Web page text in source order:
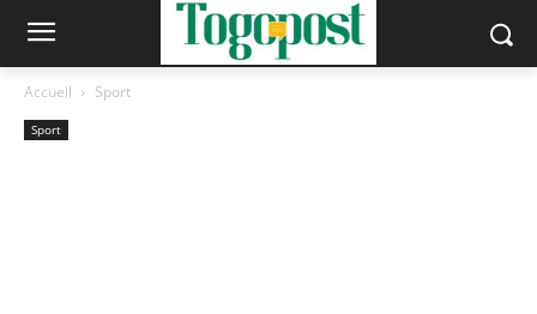
Accueil Sport
Sport